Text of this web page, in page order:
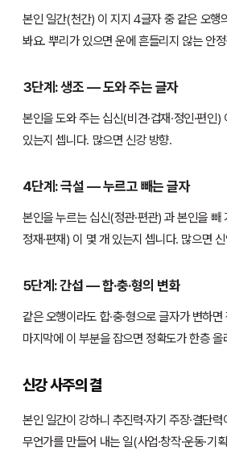
본인 일간(천간) 이 지지 4글자 중 같은 오행
봐요. 뿌리가 있으면 운에 흔들리지 않는 안
3단계: 생조 — 도와 주는 글자
본인을 도와 주는 십신(비견·겁재·정인·편인
있는지 셉니다. 많으면 신강 방향.
4단계: 극설 — 누르고 빼는 글자
본인을 누르는 십신(정관·편관) 과 본인을 빼
정재·편재) 이 몇 개 있는지 셉니다. 많으면
5단계: 간섭 — 합·충·형의 변화
같은 오행이라도 합·충·형으로 글자가 변하
마지막에 이 부분을 잡으면 정확도가 한층 올
신강 사주의 결
본인 일간이 강하니 추진력·자기 주장·결단
무언가를 만들어 내는 일(사업·창작·운동·기